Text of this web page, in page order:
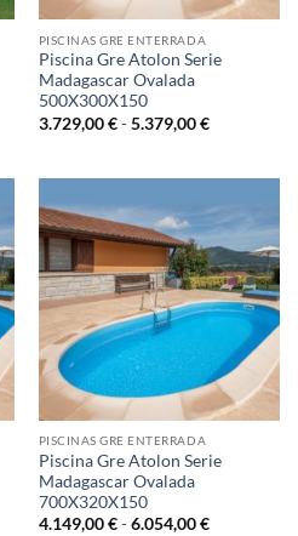
PISCINAS GRE ENTERRADA
Piscina Gre Atolon Serie
Madagascar Ovalada
500X300X150
3.729,00€ - 5.379,00€Rango
5.379,00 €
PISCINAS GRE ENTERRADA
Piscina Gre Atolon Serie
Madagascar Ovalada
700X320X150
4.149,00€ - 6.054,00€Rango